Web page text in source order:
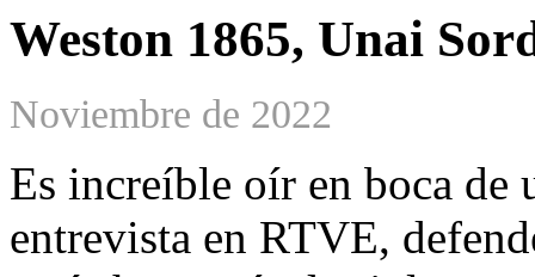
Weston 1865, Unai
Noviembre de 2022
Es increíble oír en boca de
entrevista en RTVE,